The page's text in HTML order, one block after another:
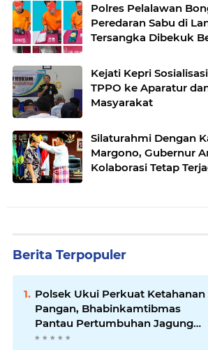
Polres Pelalawan
Peredaran Sabu di
Tersangka Dibekuk
Kejati Kepri
TPPO ke Aparatur
Masyarakat
Silaturahmi Dengan
Margono, Gubernur
Kolaborasi Tetap
Berita Terpopuler
Polsek Ukui Perkuat Ketahanan
Pangan, Bhabinkamtibmas
Pantau Pertumbuhan Jagung
Petani di Desa Air Hitam